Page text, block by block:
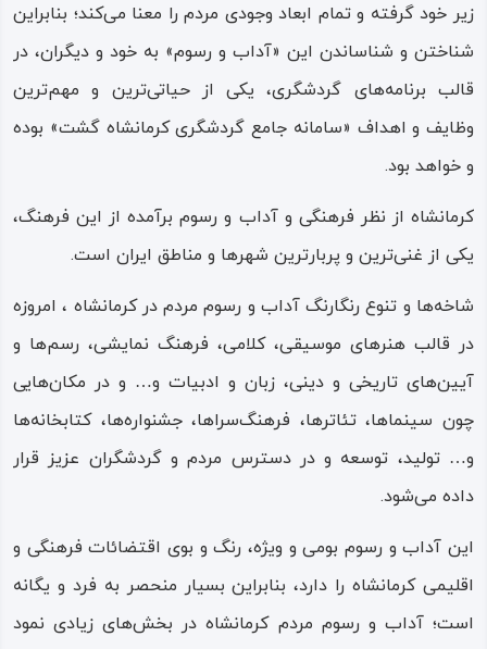
کیهان کلهر (نوازنده موسیقی ایرانی)
شهرام ناظری (خواننده آواز و ردیف ایرانی)
رنگین‌کمان و پیوستار تعلقات و باورهای مذهبی در شهر
کرمانشاه نیز بسیار متنوع و رنگارنگ است؛ از باقی‌ مانده پیروان
ادیانی چون زرتشتی، یهودی و مسیحی – کلیمی تا مذاهب
مختلف خود اسلام مانند تشیع و تسنن با همه زیرشاخه‌هایش و
مشاهده کرد.
زیر خود گرفته و تمام ابعاد وجودی مردم را معنا می‌کند؛ بنابراین
شناختن و شناساندن این «آداب و رسوم» به خود و دیگران، در
قالب برنامه‌های گردشگری، یکی از حیاتی‌ترین و مهم‌ترین
وظایف و اهداف «سامانه جامع گردشگری کرمانشاه‌ گشت» بوده
و خواهد بود.
کرمانشاه از نظر فرهنگی و آداب و رسوم برآمده از این فرهنگ،
یکی از غنی‌ترین و پربارترین شهرها و مناطق ایران است.
شاخه‌ها و تنوع رنگارنگ آداب و رسوم مردم در کرمانشاه ، امروزه
در قالب هنرهای موسیقی، کلامی، فرهنگ نمایشی، رسم‌ها و
آیین‌های تاریخی و دینی، زبان و ادبیات و… و در مکان‌هایی
چون سینماها، تئاترها، فرهنگ‌سراها، جشنواره‌ها، کتابخانه‌ها
و… تولید، توسعه و در دسترس مردم و گردشگران عزیز قرار
داده می‌شود.
این آداب و رسوم بومی و ویژه، رنگ و بوی اقتضائات فرهنگی و
اقلیمی کرمانشاه را دارد، بنابراین بسیار منحصر به فرد و یگانه‌
است؛ آداب و رسوم مردم کرمانشاه در بخش‌های زیادی نمود